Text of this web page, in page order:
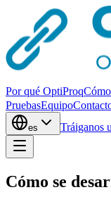
Por qué OptiProq
PruebasEquipo
es Tráiganos
Cómo se